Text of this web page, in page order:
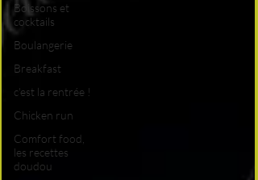
Boissons et
cocktails
Boulangerie
Breakfast
c'est la rentrée !
Chicken run
Comfort food,
les recettes
doudou